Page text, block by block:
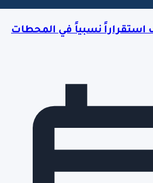
استقراراً نسبياً في المحطات